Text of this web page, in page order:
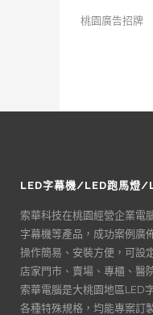
桃園廣告招牌
LED字幕機/LED跑馬燈/
索華科技在桃園經營企業電
字幕機等產品，成功案例廣
操作簡易、安裝方便，可設
店家門市、賣場、專櫃、醫
索華電腦是大桃園地區LED
各種特殊規格，均能專案訂